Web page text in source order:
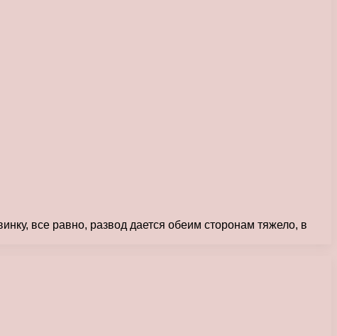
все равно, развод дается обеим сторонам тяжело, в